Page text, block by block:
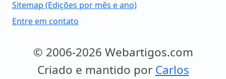
Sitemap (Edições por mês e ano)
Entre em contato
© 2006-2026 Webartigos.com
Criado e mantido por Carlos